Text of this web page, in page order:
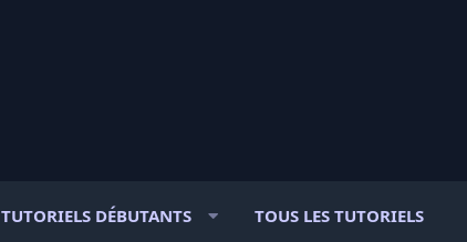
TUTORIELS DÉBUTANTS TOUS LES TUTORIELS